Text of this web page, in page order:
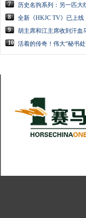
7
历史名驹系列：另一匹大
8
全新《HKJC TV》已上
9
胡主席和江主席收到汗血
10 活着的传奇！伟大“秘书